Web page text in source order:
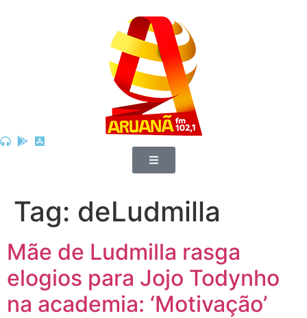
Tag: deLudmilla
Mãe de Ludmilla rasga
elogios para Jojo Todynho
na academia: ‘Motivação’